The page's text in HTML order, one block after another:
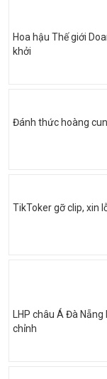
Hoa hậu Thế giới
khởi
Đánh thức hoàng
TikToker gỡ clip, xin
LHP châu Á Đà
chỉnh